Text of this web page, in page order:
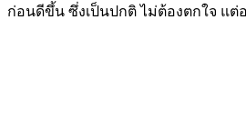
ก่อนดีขึ้น ซึ่งเป็นปกติ ไม่ต้องตกใจ แต่